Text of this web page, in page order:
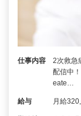
仕事内容
2次救急
配信中
eate…
給与 月給